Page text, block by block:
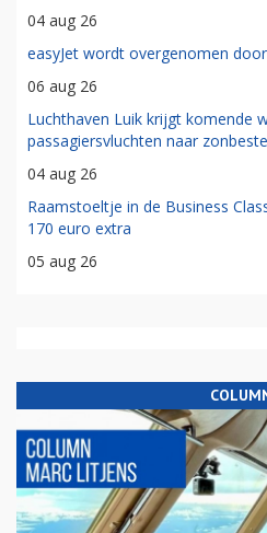
04 aug 26
easyJet wordt overgenomen
06 aug 26
Luchthaven Luik krijgt komende
passagiersvluchten naar
04 aug 26
Raamstoeltje in de Business
170 euro extra
05 aug 26